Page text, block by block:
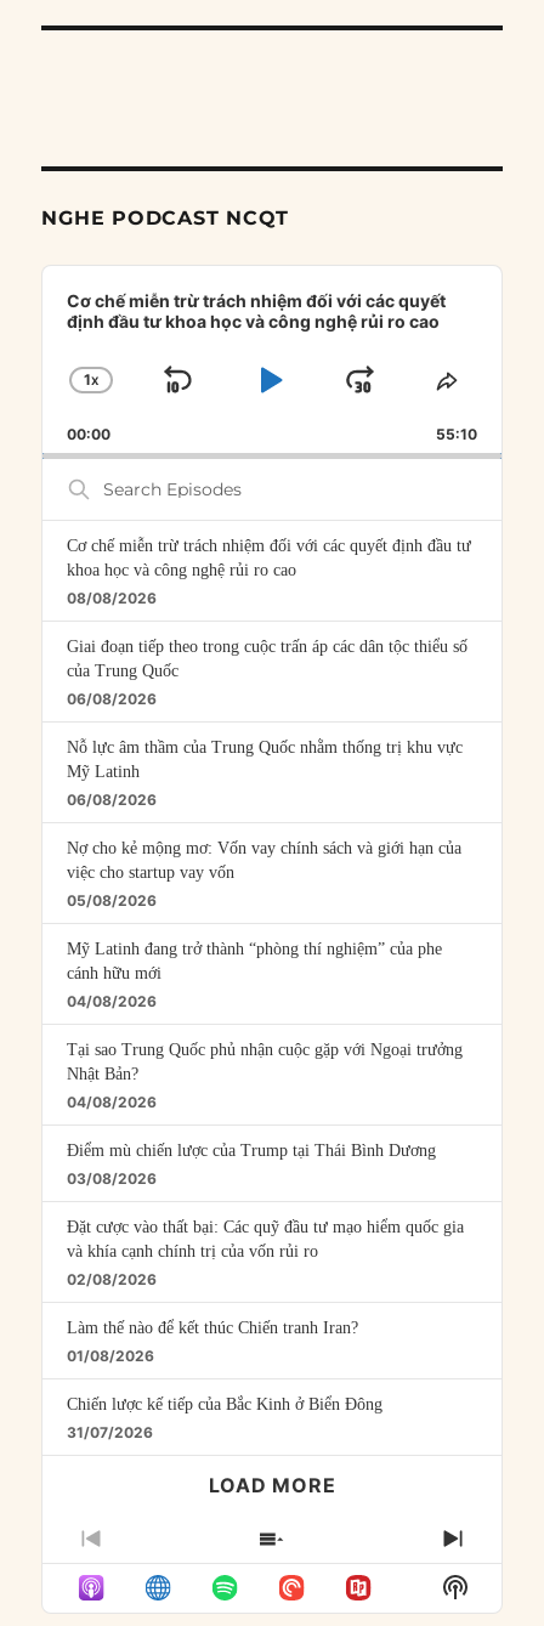
NGHE PODCAST NCQT
Audio
Player
Cơ chế miễn trừ trách nhiệm đối với các quyết
định đầu tư khoa học và công nghệ rủi ro cao
CHANGE
RATE
1X
SKIP
PLAYJUMP
FORWARD
SHARE
00:00 55:10
Search
Episodes
Cơ chế miễn trừ trách nhiệm đối với các quyết định đầu tư
khoa học và công nghệ rủi ro cao
08/08/2026
Giai đoạn tiếp theo trong cuộc trấn áp các dân tộc thiểu số
của Trung Quốc
06/08/2026
Nỗ lực âm thầm của Trung Quốc nhằm thống trị khu vực
Mỹ Latinh
06/08/2026
Nợ cho kẻ mộng mơ: Vốn vay chính sách và giới hạn của
việc cho startup vay vốn
05/08/2026
Mỹ Latinh đang trở thành “phòng thí nghiệm” của phe
cánh hữu mới
04/08/2026
Tại sao Trung Quốc phủ nhận cuộc gặp với Ngoại trưởng
Nhật Bản?
04/08/2026
Điểm mù chiến lược của Trump tại Thái Bình Dương
03/08/2026
Đặt cược vào thất bại: Các quỹ đầu tư mạo hiểm quốc gia
và khía cạnh chính trị của vốn rủi ro
02/08/2026
Làm thế nào để kết thúc Chiến tranh Iran?
01/08/2026
Chiến lược kế tiếp của Bắc Kinh ở Biển Đông
31/07/2026
LOAD MORE
PREVIOUS
EPISODE
SHOW
EPISODES
LIST
NEXT
Show
Podcast